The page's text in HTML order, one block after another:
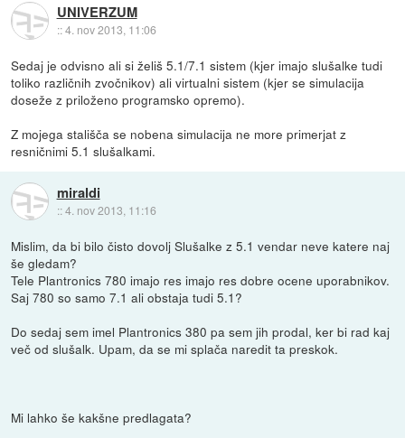
UNIVERZUM
::4. nov 2013, 11:06
Sedaj je odvisno ali si želiš 5.1/7.1 sistem (kjer imajo slušalke tudi
toliko različnih zvočnikov) ali virtualni sistem (kjer se simulacija
doseže z priloženo programsko opremo).
Z mojega stališča se nobena simulacija ne more primerjat z
resničnimi 5.1 slušalkami.
miraldi
::4. nov 2013, 11:16
Mislim, da bi bilo čisto dovolj Slušalke z 5.1 vendar neve katere naj
še gledam?
Tele Plantronics 780 imajo res imajo res dobre ocene uporabnikov.
Saj 780 so samo 7.1 ali obstaja tudi 5.1?
Do sedaj sem imel Plantronics 380 pa sem jih prodal, ker bi rad kaj
več od slušalk. Upam, da se mi splača naredit ta preskok.
Mi lahko še kakšne predlagata?